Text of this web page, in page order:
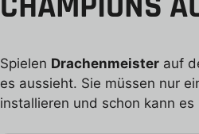
Spielen Drachenmeister auf
es aussieht. Sie müssen nur
installieren und schon kann es